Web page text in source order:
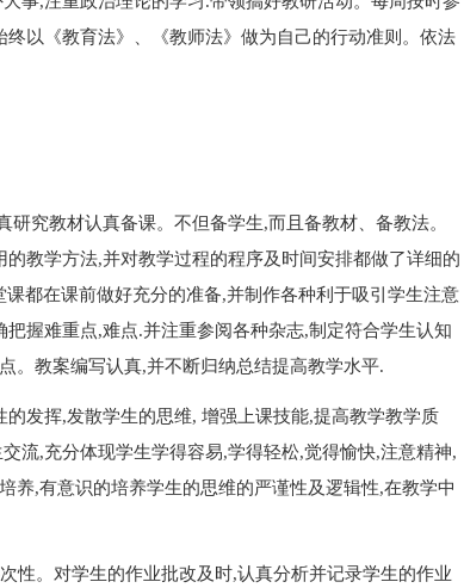
以《教育法》、《教师法》做为自己的行动准则。依法
究教材认真备课。不但备学生,而且备教材、备教法。
教学方法,并对教学过程的程序及时间安排都做了详细的
都在课前做好充分的准备,并制作各种利于吸引学生注意
握难重点,难点.并注重参阅各种杂志,制定符合学生认知
。教案编写认真,并不断归纳总结提高教学水平.
发挥,发散学生的思维, 增强上课技能,提高教学教学质
流,充分体现学生学得容易,学得轻松,觉得愉快,注意精神,
养,有意识的培养学生的思维的严谨性及逻辑性,在教学中
性。对学生的作业批改及时,认真分析并记录学生的作业